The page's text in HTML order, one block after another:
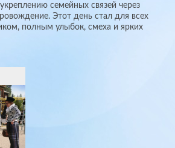
семейных связей через
Этот день стал для всех
полным улыбок, смеха и ярких